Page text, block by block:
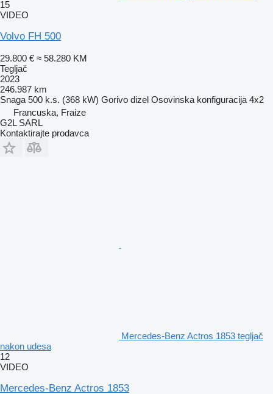
15
VIDEO
Volvo FH 500
29.800 € ≈ 58.280 KM
Tegljač
2023
246.987 km
Snaga 500 k.s. (368 kW) Gorivo dizel Osovinska konfiguracija 4x2
Francuska, Fraize
G2L SARL
Kontaktirajte prodavca
Mercedes-Benz Actros 1853 tegljač
nakon udesa
12
VIDEO
Mercedes-Benz Actros 1853